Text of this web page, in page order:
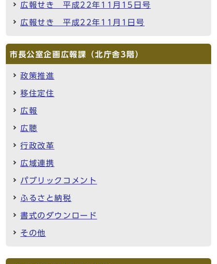
広報せき 平成22年11月15日号
広報せき 平成22年11月1日号
市長公室企画広報課（北庁舎3階）
政策推進
移住定住
広報
広聴
行政改革
広域連携
パブリックコメント
ふるさと納税
書式のダウンロード
その他